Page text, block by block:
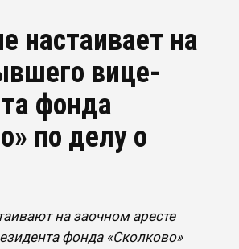
настаивает на
вице-
фонда
по делу о
на заочном аресте
фонда «Сколково»